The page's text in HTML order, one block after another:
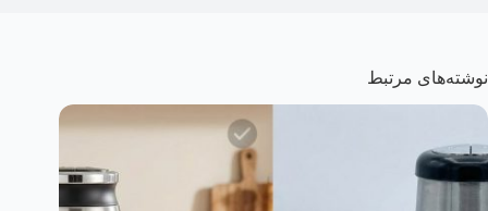
نوشته‌های مرتبط